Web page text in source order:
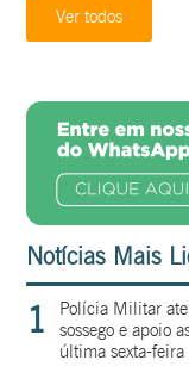
Ver todos
Notícias Mais
1
Polícia Militar
sossego e apoio
última sexta-feira